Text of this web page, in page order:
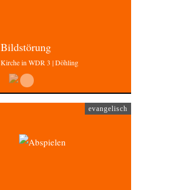
Bildstörung
Kirche in WDR 3 | Döhling
evangelisch